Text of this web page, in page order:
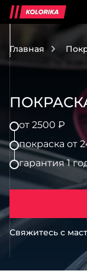
Главная
Свяжитесь с
от 2500 ₽
покраска от
гарантия 1